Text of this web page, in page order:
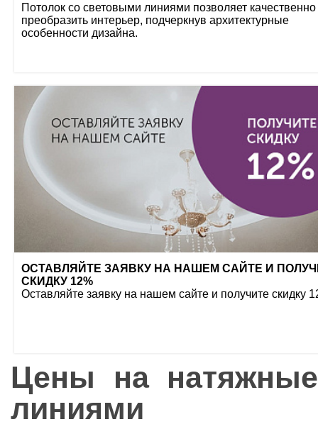
Потолок со световыми линиями позволяет качественно
преобразить интерьер, подчеркнув архитектурные
особенности дизайна.
ОСТАВЛЯЙТЕ ЗАЯВКУ НА НАШЕМ САЙТЕ И
СКИДКУ 12%
Оставляйте заявку на нашем сайте и получите скидку
Цены на
линиями